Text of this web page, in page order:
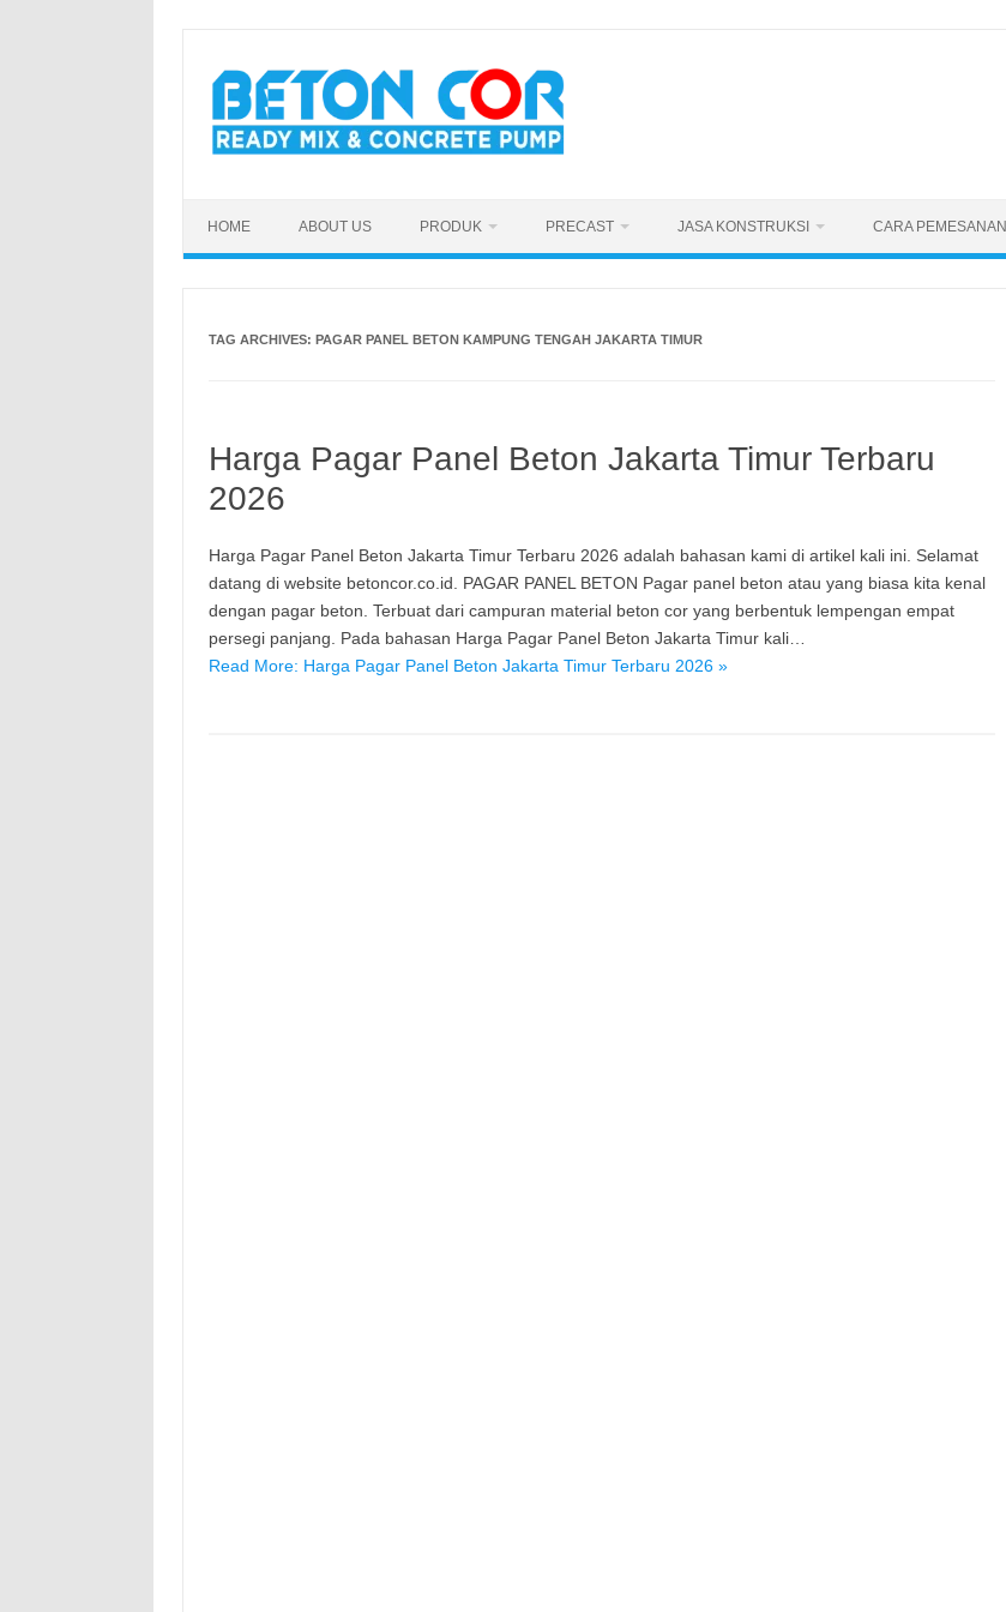
content
HOME ABOUT US PRODUK PRECAST JASA KONSTRUKSI CARA PEMESANAN
TAG ARCHIVES: PAGAR PANEL BETON KAMPUNG TENGAH JAKARTA TIMUR
Harga Pagar Panel Beton Jakarta Timur Terbaru
2026
Harga Pagar Panel Beton Jakarta Timur Terbaru 2026 adalah bahasan kami di artikel kali ini. Selamat
datang di website betoncor.co.id. PAGAR PANEL BETON Pagar panel beton atau yang biasa kita kenal
dengan pagar beton. Terbuat dari campuran material beton cor yang berbentuk lempengan empat
persegi panjang. Pada bahasan Harga Pagar Panel Beton Jakarta Timur kali…
Read More: Harga Pagar Panel Beton Jakarta Timur Terbaru 2026 »